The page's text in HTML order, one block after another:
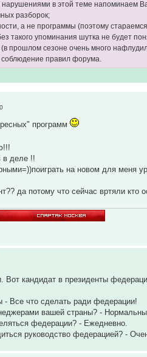
нарушениями в этой теме напоминаем
разборок;
а не программы (поэтому
такого упоминания шутка не будет
прошлом сезоне очень много
правил форума.
программ
в деле !!
на новом для меня
да потому что сейчас вртяли
Вот кандидат в президенты
- Все что сделать ради федерации!
вашей страны? -
федерации? - Ежедневно.
руководство федерацией? -